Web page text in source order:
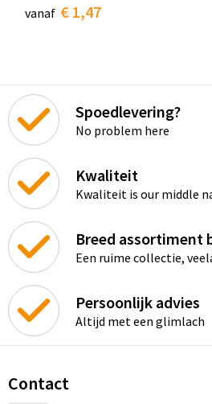
vanaf € 1,47
Spoedlevering?
No problem here
Kwaliteit
Kwaliteit is our middle
Breed assortiment
Een ruime collectie,
Persoonlijk advies
Altijd met een glimlach
Contact